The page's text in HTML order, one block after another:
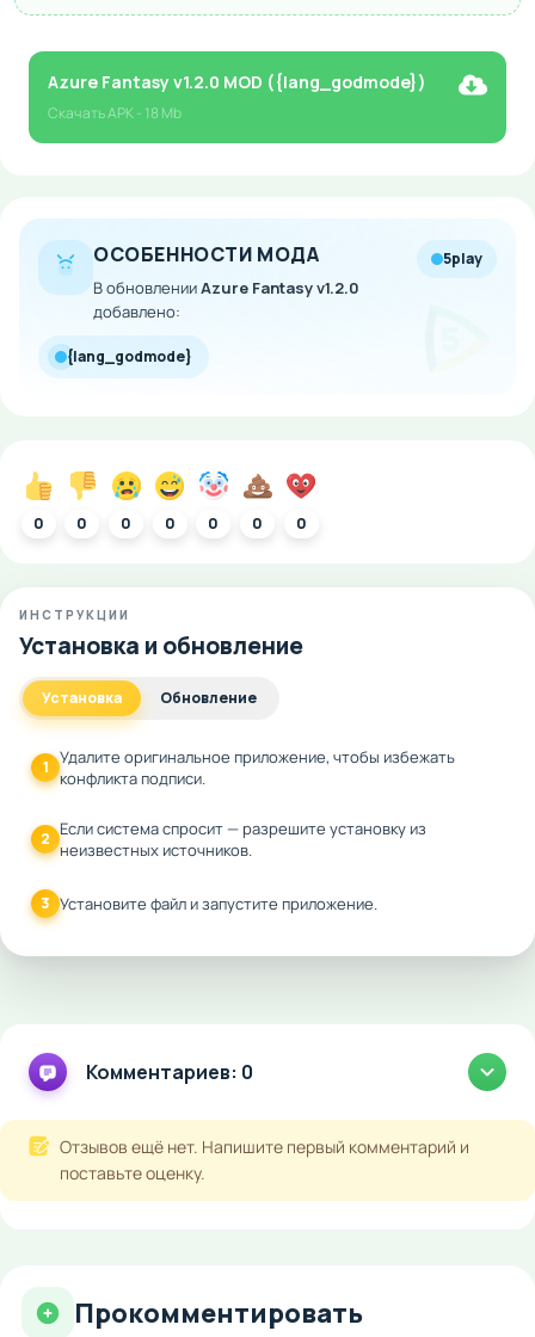
Azure Fantasy v1.2.0 MOD ({lang_godmode})
СкачатьAPK- 18 Mb
ОСОБЕННОСТИ МОДА
В обновленииAzure Fantasy v1.2.0
добавлено:
5play
{lang_godmode}
0 0 0 0 0 0 0
ИНСТРУКЦИИ
Установка и обновление
Установка Обновление
1 Удалите оригинальное приложение, чтобы избежать
конфликта подписи.
2 Если система спросит — разрешите установку из
неизвестных источников.
3 Установите файл и запустите приложение.
Комментариев: 0
Отзывов ещё нет. Напишите первый комментарий и
поставьте оценку.
Прокомментировать